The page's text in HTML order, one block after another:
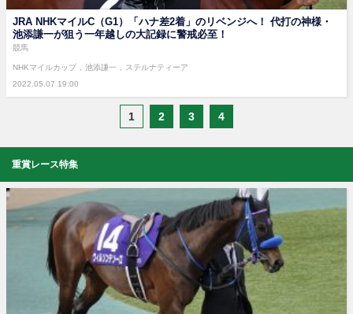
JRA NHKマイルC（G1）「ハナ差2着」のリベンジへ！ 代打の神様・
池添謙一が狙う一年越しの大記録に警戒必至！
2022.05.07 19:00
競馬
NHKマイルカップ 池添謙一 ステルナティーア
1 2 3 4
重賞レース特集